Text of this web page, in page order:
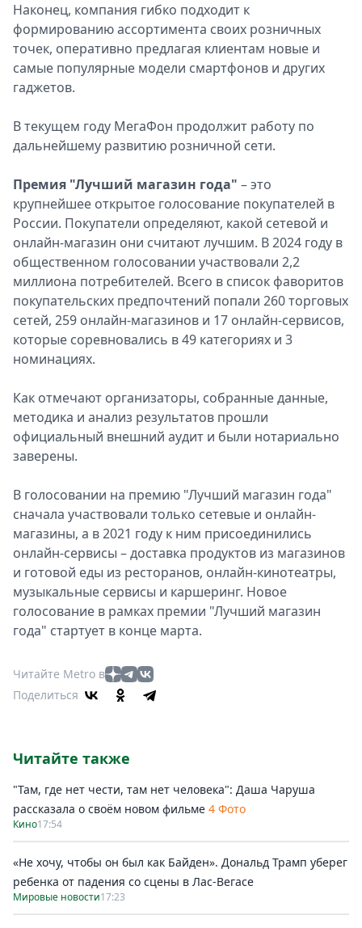
Наконец, компания гибко подходит к
формированию ассортимента своих розничных
точек, оперативно предлагая клиентам новые и
самые популярные модели смартфонов и других
гаджетов.
В текущем году МегаФон продолжит работу по
дальнейшему развитию розничной сети.
Премия "Лучший магазин года" – это
крупнейшее открытое голосование покупателей в
России. Покупатели определяют, какой сетевой и
онлайн-магазин они считают лучшим. В 2024 году в
общественном голосовании участвовали 2,2
миллиона потребителей. Всего в список фаворитов
покупательских предпочтений попали 260 торговых
сетей, 259 онлайн-магазинов и 17 онлайн-сервисов,
которые соревновались в 49 категориях и 3
номинациях.
Как отмечают организаторы, собранные данные,
методика и анализ результатов прошли
официальный внешний аудит и были нотариально
заверены.
В голосовании на премию "Лучший магазин года"
сначала участвовали только сетевые и онлайн-
магазины, а в 2021 году к ним присоединились
онлайн-сервисы – доставка продуктов из магазинов
и готовой еды из ресторанов, онлайн-кинотеатры,
музыкальные сервисы и каршеринг. Новое
голосование в рамках премии "Лучший магазин
года" стартует в конце марта.
Читайте Metro в
Поделиться
Читайте также
"Там, где нет чести, там нет человека": Даша Чаруша
рассказала о своём новом фильме 4 Фото
Кино17:54
«Не хочу, чтобы он был как Байден». Дональд Трамп уберег
ребенка от падения со сцены в Лас-Вегасе
Мировые новости17:23